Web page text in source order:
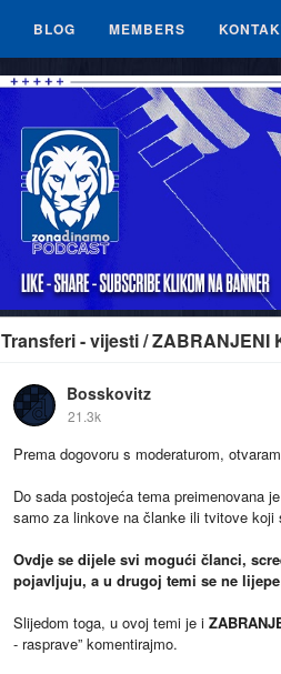
BLOG MEMBERS
Transferi - vijesti / ZABRANJENI
Bosskovitz
21.3k
Prema dogovoru s moderaturom,
Do sada postojeća tema preimenovana
samo za linkove na članke ili tvitove koji
Ovdje se dijele svi mogući članci,
pojavljuju, a u drugoj temi se ne
Slijedom toga, u ovoj temi je i
- rasprave” komentirajmo.